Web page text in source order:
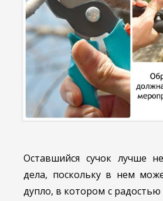
Оставшийся сучок лучше
дела, поскольку в нем
дупло, в котором с радостью